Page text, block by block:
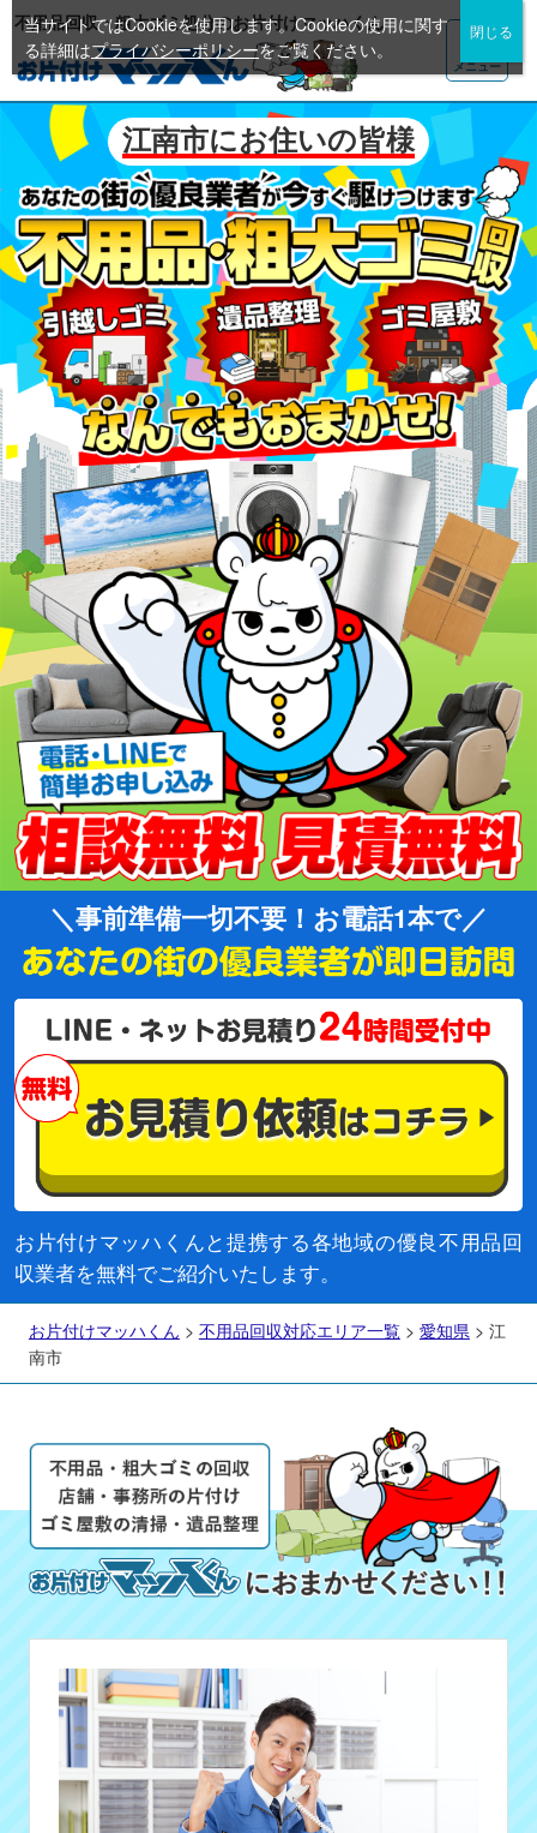
不用品回収・粗大ゴミ処分のお片付けマッハくん
メニュー
江南市にお住いの皆様
事前準備一切不要！お電話1本で
お片付けマッハくんと提携する各地域の優良不用品回
収業者を無料でご紹介いたします。
お片付けマッハくん > 不用品回収対応エリア一覧> 愛知県 > 江
南市
当サイトではCookieを使用します。Cookieの使用に関す
る詳細はプライバシーポリシーをご覧ください。